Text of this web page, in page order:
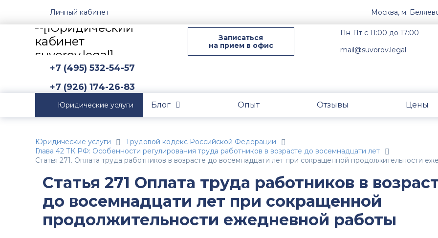
Личный кабинет Москва, м.
Записаться
на прием в офис
Пн-Пт с 11:00 до 17:00
mail@suvorov.legal
+7 (495) 532-54-57
+7 (926) 174-26-83
Юридические услуги Блог Опыт Отзывы Цены
Юридические услуги
Трудовой кодекс Российской Федерации
Глава 42 ТК РФ: Особенности регулирования труда работников в возрасте до восемнадцати лет
Статья 271. Оплата труда работников в возрасте до восемнадцати лет при сокращенной продолжительности
Статья 271 Оплата труда работников в
до восемнадцати лет при сокращенной
продолжительности ежедневной работы